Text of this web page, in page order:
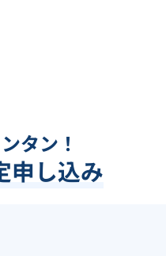
タン！
申し込み